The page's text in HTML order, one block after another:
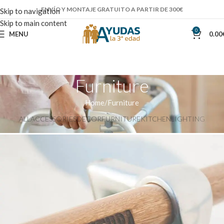
Skip to navigation
Skip to main content
ENVÍO Y MONTAJE GRATUITO A PARTIR DE 300€
MENU 0 0.00
Furniture
Home Furniture
ALLACCESSORIESDECORFURNITUREKITCHENLIGHTING